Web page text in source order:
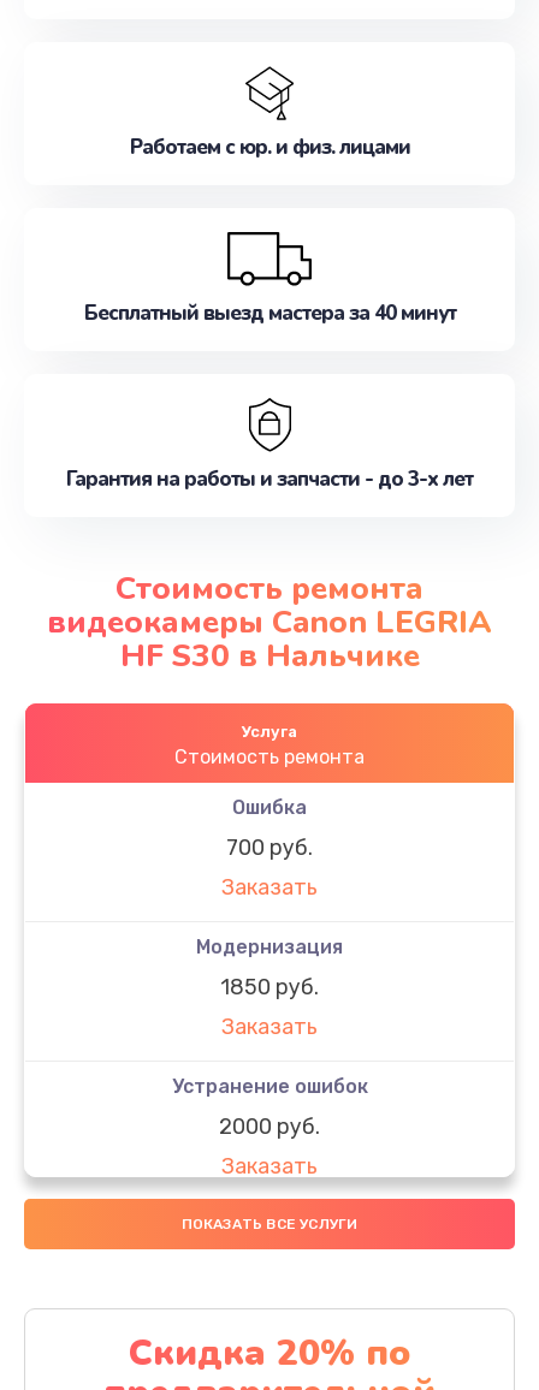
Работаем с юр. и физ. лицами
Бесплатный выезд мастера за 40 минут
Гарантия на работы и запчасти - до 3-х лет
Стоимость ремонта
видеокамеры Canon LEGRIA
HF S30 в Нальчике
Услуга
Стоимость ремонта
Ошибка
700 руб.
Заказать
Модернизация
1850 руб.
Заказать
Устранение ошибок
2000 руб.
Заказать
Ремонт после залития
Заказать
Ремонт электроплаты
ПОКАЗАТЬ ВСЕ УСЛУГИ
Скидка 20% по